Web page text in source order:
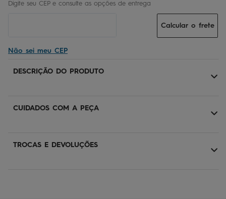
Não sei meu CEP
Calcular o frete
DESCRIÇÃO DO PRODUTO
CUIDADOS COM A PEÇA
TROCAS E DEVOLUÇÕES